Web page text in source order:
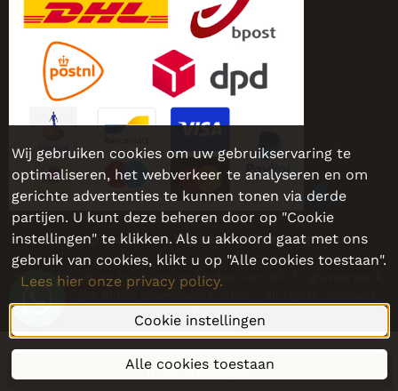
In winkelwagen
Sieraadgraveren.be - Nog persoonlijker, nog leuker!
Sieraadgraveren.be is een onderdeel van BlitZz graveerwerk
Wij gebruiken cookies om uw gebruikservaring te
optimaliseren, het webverkeer te analyseren en om
gerichte advertenties te kunnen tonen via derde
partijen. U kunt deze beheren door op "Cookie
instellingen" te klikken. Als u akkoord gaat met ons
gebruik van cookies, klikt u op "Alle cookies toestaan".
Lees hier onze privacy policy.
Cookie instellingen
Alle cookies toestaan